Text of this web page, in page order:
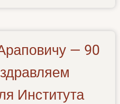
— 90
Института